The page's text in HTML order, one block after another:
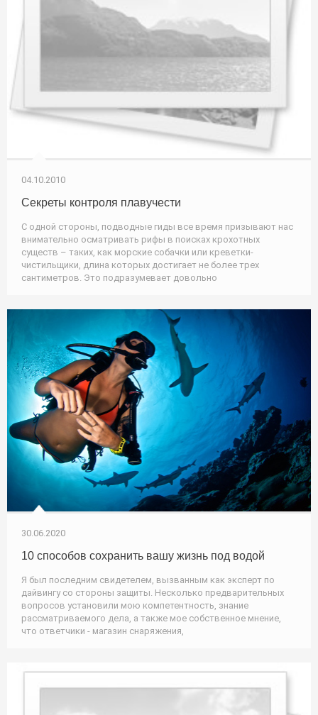
04.10.2010
Секреты контроля плавучести
С одной стороны, подводные гиды все время призывают нас
внимательно осматривать рифы в поисках крохотных
существ – таких, как морские собачки или креветки-
чистильщики, длина которых достигает не более трех
сантиметров. Это подразумевает довольно
30.06.2020
10 способов сохранить вашу жизнь под водой
Я был последним свидетелем, вызванным как эксперт по
дайвингу со стороны защиты. Несколько предварительных
вопросов установили мою компетентность, знание
рассматриваемого дела, а также мое собственное мнение,
что ответчики - магазин снаряжения,